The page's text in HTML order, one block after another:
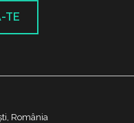
TE
România